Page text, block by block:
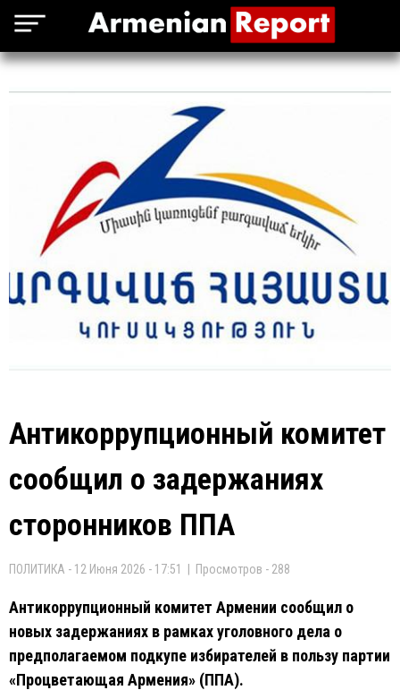
Антикоррупционный комитет
сообщил о задержаниях
сторонников ППА
ПОЛИТИКА - 12 Июня 2026 - 17:51 | Просмотров - 288
Антикоррупционный комитет Армении сообщил о
новых задержаниях в рамках уголовного дела о
предполагаемом подкупе избирателей в пользу партии
«Процветающая Армения» (ППА).